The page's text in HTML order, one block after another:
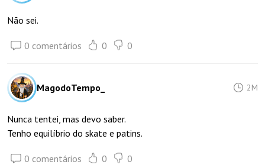
Não sei.
0 comentários 0 0
MagodoTempo_ 2M
Nunca tentei, mas devo saber.
Tenho equilíbrio do skate e patins.
0 comentários 0 0